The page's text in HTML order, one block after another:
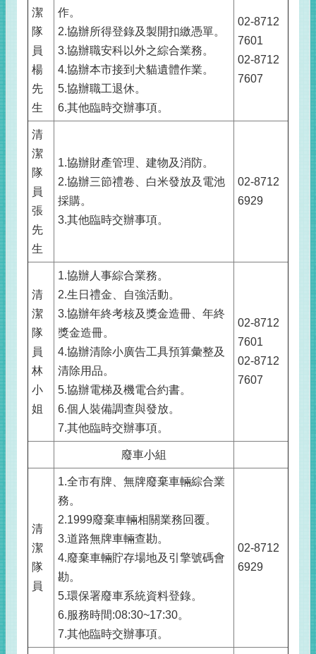
潔
隊
員
楊
先
生
作。
2.協辦所得登錄及製開扣繳憑單。
3.協辦職安科以外之綜合業務。
4.協辦本市接到犬貓遺體作業。
5.協辦職工退休。
6.其他臨時交辦事項。
02-8712
7601
02-8712
7607
清
潔
隊
員
張
先
生
1.協辦財產管理、建物及消防。
2.協辦三節禮卷、白米發放及電池
採購。
3.其他臨時交辦事項。
02-8712
6929
清
潔
隊
員
林
小
姐
1.協辦人事綜合業務。
2.生日禮金、自強活動。
3.協辦年終考核及獎金造冊、年終
獎金造冊。
4.協辦清除小廣告工具預算彙整及
清除用品。
5.協辦電梯及機電合約書。
6.個人裝備調查與發放。
7.其他臨時交辦事項。
02-8712
7601
02-8712
7607
廢車小組
清
潔
隊
員
1.全市有牌、無牌廢棄車輛綜合業
務。
2.1999廢棄車輛相關業務回覆。
3.道路無牌車輛查勘。
4.廢棄車輛貯存場地及引擎號碼會
勘。
5.環保署廢車系統資料登錄。
6.服務時間:08:30~17:30。
7.其他臨時交辦事項。
02-8712
6929